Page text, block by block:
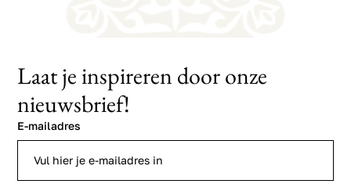
Laat je inspireren door onze
nieuwsbrief!
E-mailadres